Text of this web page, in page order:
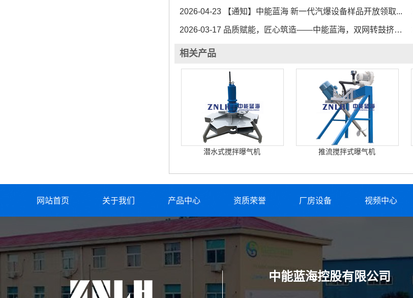
2026-04-23 【通知】中能蓝海 新一代汽爆设备样品开放领取...
2026-03-17 品质赋能，匠心筑造——中能蓝海，双网转鼓挤浆机优选厂家推荐...
相关产品
潜水式搅拌曝气机 推流搅拌式曝气机
网站首页 关于我们 产品中心 资质荣誉 厂房设备 视频中心
中能蓝海控股有限公司